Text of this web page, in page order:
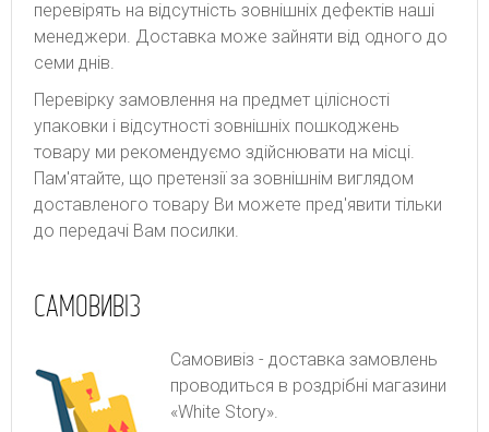
перевірять на відсутність зовнішніх дефектів наші
менеджери. Доставка може зайняти від одного до
семи днів.
Перевірку замовлення на предмет цілісності
упаковки і відсутності зовнішніх пошкоджень
товару ми рекомендуємо здійснювати на місці.
Пам'ятайте, що претензії за зовнішнім виглядом
доставленого товару Ви можете пред'явити тільки
до передачі Вам посилки.
САМОВИВІЗ
Самовивіз - доставка замовлень
проводиться в роздрібні магазини
«White Story».